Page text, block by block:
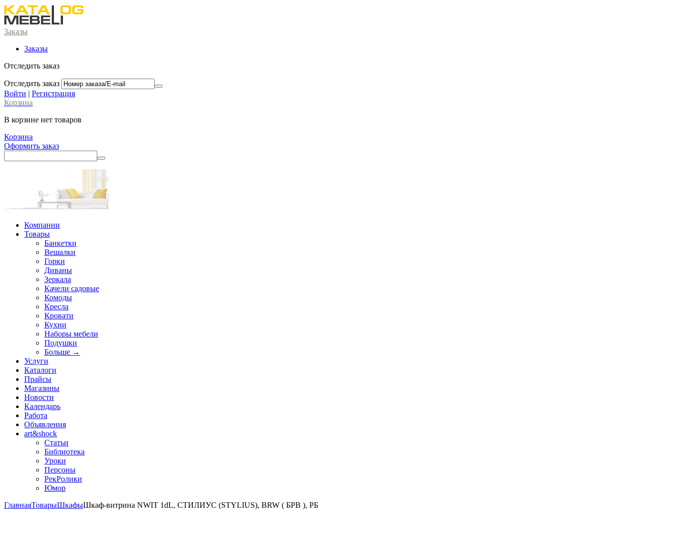
Заказы
Заказы
Отследить заказ
Отследить заказ
Войти | Регистрация
Корзина
В корзине нет товаров
Корзина
Оформить заказ
Компании
Товары
Банкетки
Вешалки
Горки
Диваны
Зеркала
Качели садовые
Комоды
Кресла
Кровати
Кухни
Наборы мебели
Подушки
Больше →
Услуги
Каталоги
Прайсы
Магазины
Новости
Календарь
Работа
Объявления
art&shock
Статьи
Библиотека
Уроки
Персоны
РекРолики
Юмор
ГлавнаяТоварыШкафыШкаф-витрина NWIT 1dL, СТИЛИУС (STYLIUS), BRW ( БРВ ), РБ